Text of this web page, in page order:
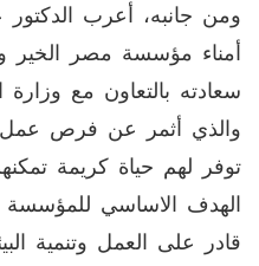
ومن جانبه، أعرب
أمناء مؤسسة مصر الخير
سعادته بالتعاون مع
والذي أثمر عن فرص
توفر لهم حياة كريمة
الهدف الاساسي للمؤسسة
قادر على العمل وتنمية